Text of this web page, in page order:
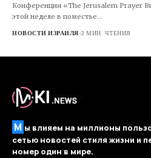
Конференция «The Jerusalem Prayer
этой неделе в поместье…
НОВОСТИ ИЗРАИЛЯ 3 МИН. ЧТЕНИЯ
М ы влияем на миллионы
сетью новостей стиля жизни и
номер один в мире.